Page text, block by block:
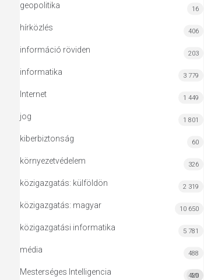
geopolitika 16
hírközlés 406
információ röviden 203
informatika 3 779
Internet 1 449
jog 1 801
kiberbiztonság 60
környezetvédelem 326
közigazgatás: külföldön 2 319
közigazgatás: magyar 10 650
közigazgatási informatika 5 781
média 488
Mesterséges Intelligencia MI
420